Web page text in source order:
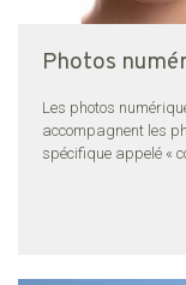
Photos
Les photos
accompagnent les
spécifique appelé «